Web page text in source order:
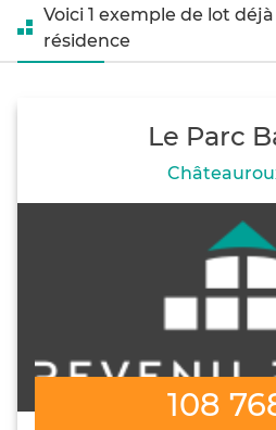
Voici 1 exemple de lot
résidence
Le Parc
108